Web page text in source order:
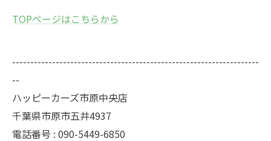
TOPページはこちらから
--------------------------------------------------------------------
--
ハッピーカーズ市原中央店
千葉県市原市五井4937
電話番号 : 090-5449-6850